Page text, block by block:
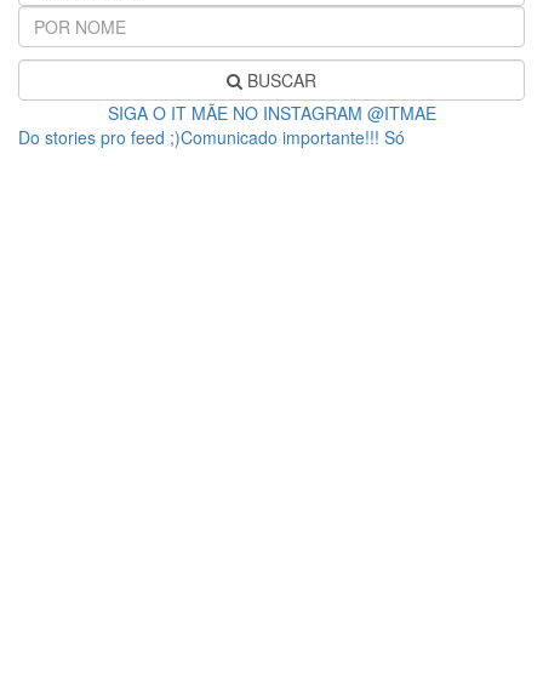
BUSCAR
SIGA O IT MÃE NO INSTAGRAM @ITMAE
Do stories pro feed ;)Comunicado importante!!! Só